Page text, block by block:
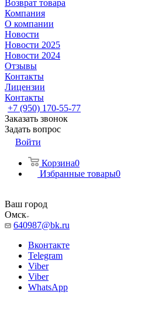
Возврат товара
Компания
О компании
Новости
Новости 2025
Новости 2024
Отзывы
Контакты
Лицензии
Контакты
+7 (950) 170-55-77
Заказать звонок
Задать вопрос
Войти
Корзина0
Избранные товары0
Ваш город
Омск
640987@bk.ru
Вконтакте
Telegram
Viber
Viber
WhatsApp